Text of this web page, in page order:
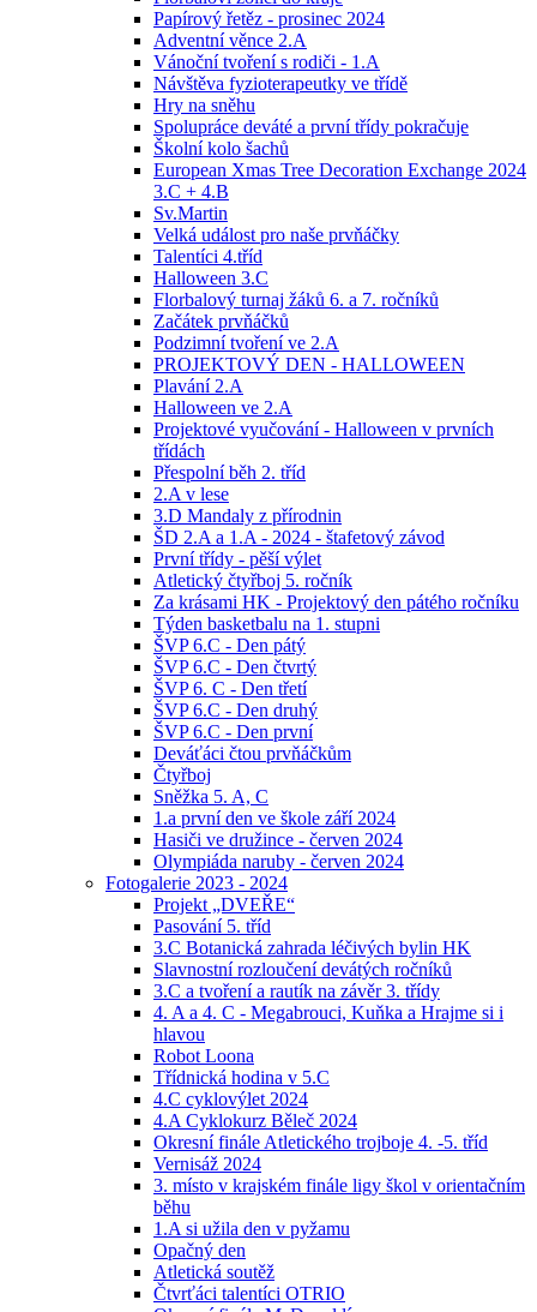
Papírový řetěz - prosinec 2024
Adventní věnce 2.A
Vánoční tvoření s rodiči - 1.A
Návštěva fyzioterapeutky ve třídě
Hry na sněhu
Spolupráce deváté a první třídy pokračuje
Školní kolo šachů
European Xmas Tree Decoration Exchange 2024
3.C + 4.B
Sv.Martin
Velká událost pro naše prvňáčky
Talentíci 4.tříd
Halloween 3.C
Florbalový turnaj žáků 6. a 7. ročníků
Začátek prvňáčků
Podzimní tvoření ve 2.A
PROJEKTOVÝ DEN - HALLOWEEN
Plavání 2.A
Halloween ve 2.A
Projektové vyučování - Halloween v prvních
třídách
Přespolní běh 2. tříd
2.A v lese
3.D Mandaly z přírodnin
ŠD 2.A a 1.A - 2024 - štafetový závod
První třídy - pěší výlet
Atletický čtyřboj 5. ročník
Za krásami HK - Projektový den pátého ročníku
Týden basketbalu na 1. stupni
ŠVP 6.C - Den pátý
ŠVP 6.C - Den čtvrtý
ŠVP 6. C - Den třetí
ŠVP 6.C - Den druhý
ŠVP 6.C - Den první
Deváťáci čtou prvňáčkům
Čtyřboj
Sněžka 5. A, C
1.a první den ve škole září 2024
Hasiči ve družince - červen 2024
Olympiáda naruby - červen 2024
Fotogalerie 2023 - 2024
Projekt „DVEŘE“
Pasování 5. tříd
3.C Botanická zahrada léčivých bylin HK
Slavnostní rozloučení devátých ročníků
3.C a tvoření a rautík na závěr 3. třídy
4. A a 4. C - Megabrouci, Kuňka a Hrajme si i
hlavou
Robot Loona
Třídnická hodina v 5.C
4.C cyklovýlet 2024
4.A Cyklokurz Běleč 2024
Okresní finále Atletického trojboje 4. -5. tříd
Vernisáž 2024
3. místo v krajském finále ligy škol v orientačním
běhu
1.A si užila den v pyžamu
Opačný den
Atletická soutěž
Čtvrťáci talentíci OTRIO